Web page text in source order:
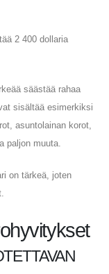
2 400 dollaria
säästää rahaa
sisältää esimerkiksi
asuntolainan korot,
paljon muuta.
on tärkeä, joten